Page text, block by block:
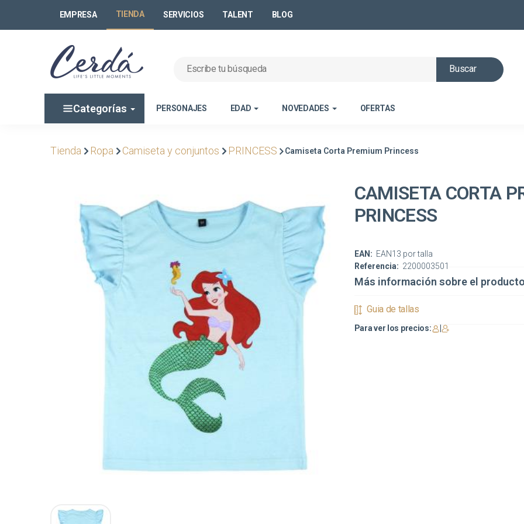
EMPRESA TIENDA SERVICIOS TALENT BLOG
Buscar
Categorías PERSONAJES EDAD NOVEDADES OFERTAS
Tienda Ropa Camiseta y conjuntos PRINCESS Camiseta Corta Premium Princess
CAMISETA CORTA
PRINCESS
Referencia: 2200003501
EAN: EAN13 por talla
Más información sobre el
Guia de tallas
Para ver los precios: